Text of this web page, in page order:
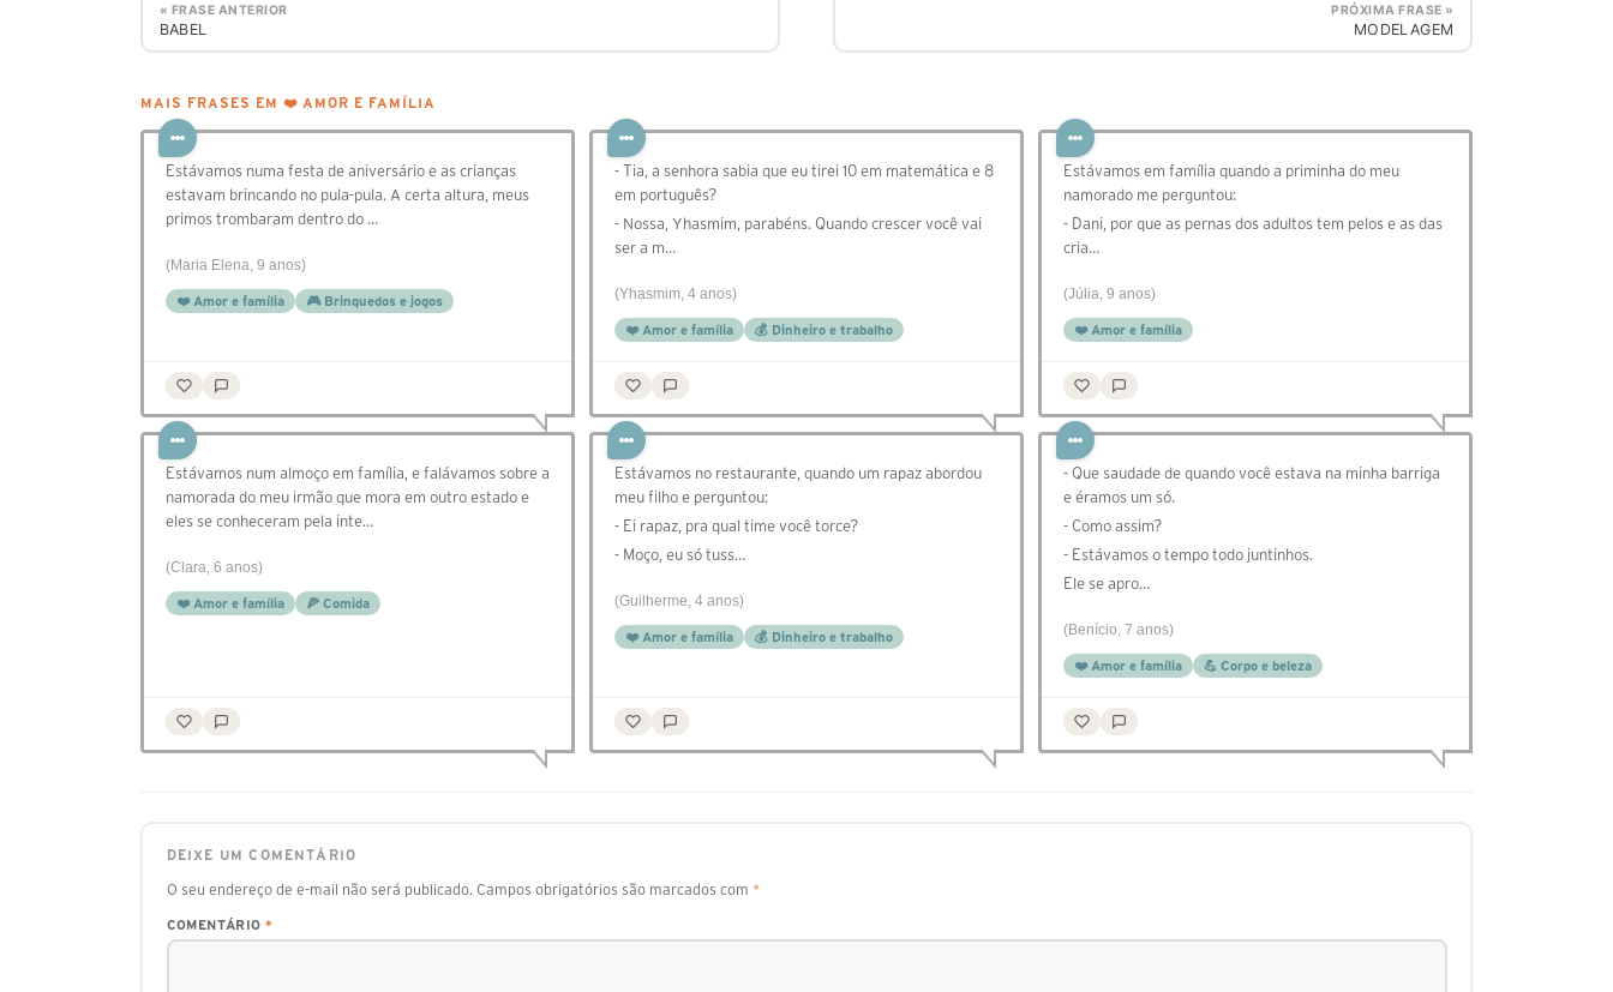
« FRASE ANTERIOR
BABEL
PRÓXIMA FRASE »
MODELAGEM
MAIS FRASES EM ❤️ AMOR E FAMÍLIA
Estávamos numa festa de aniversário e as crianças
estavam brincando no pula-pula. A certa altura, meus
primos trombaram dentro do …
(Maria Elena, 9 anos)
❤️ Amor e família 🎮 Brinquedos e jogos
- Tia, a senhora sabia que eu tirei 10 em matemática e 8
em português?
- Nossa, Yhasmim, parabéns. Quando crescer você vai
ser a m…
(Yhasmim, 4 anos)
❤️ Amor e família 💰 Dinheiro e trabalho
Estávamos em família quando a priminha do meu
namorado me perguntou:
- Dani, por que as pernas dos adultos tem pelos e as das
cria…
(Júlia, 9 anos)
❤️ Amor e família
Estávamos num almoço em família, e falávamos sobre a
namorada do meu irmão que mora em outro estado e
eles se conheceram pela inte…
(Clara, 6 anos)
❤️ Amor e família 🍕 Comida
⁣Estávamos no restaurante, quando um rapaz abordou
meu filho e perguntou:
- Ei rapaz, pra qual time você torce?
- Moço, eu só tuss…
(Guilherme, 4 anos)
❤️ Amor e família 💰 Dinheiro e trabalho
- Que saudade de quando você estava na minha barriga
e éramos um só.
- Como assim?
- Estávamos o tempo todo juntinhos.
Ele se apro…
(Benício, 7 anos)
❤️ Amor e família 💪 Corpo e beleza
DEIXE UM COMENTÁRIO
O seu endereço de e-mail não será publicado. Campos obrigatórios são marcados com *
COMENTÁRIO *